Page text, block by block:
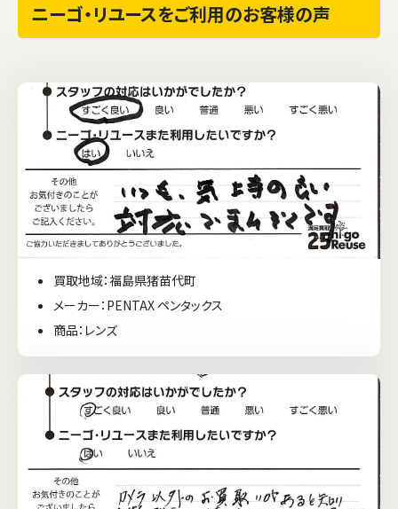
ニーゴ・リユースをご利用のお客様の声
買取地域：福島県猪苗代町
メーカー：PENTAX ペンタックス
商品：レンズ